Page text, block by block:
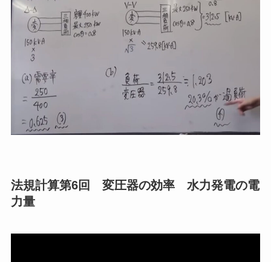
法規計算第6回 変圧器の効率 水力発電の電
力量